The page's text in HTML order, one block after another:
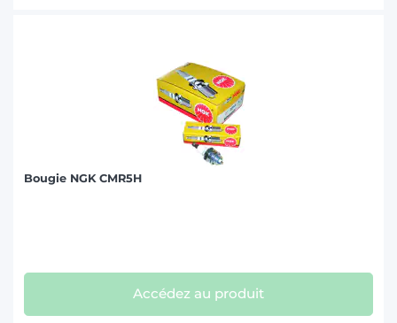
Bougie NGK CMR5H
Accédez au produit